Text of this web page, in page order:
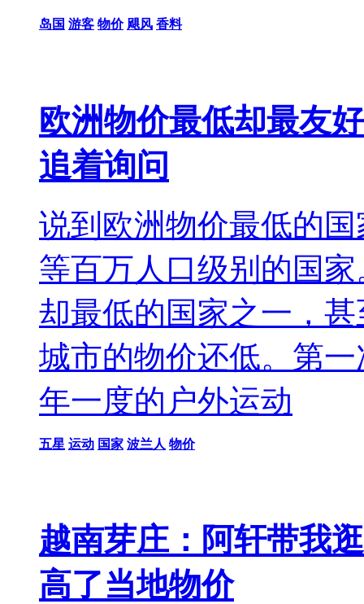
岛国 游客 物价 飓风 香料
欧洲物价最低却最友
追着询问
说到欧洲物价最低的
等百万人口级别的国
却最低的国家之一，
城市的物价还低。第
年一度的户外运动
五星 运动 国家 波兰人 物价
越南芽庄：阿轩带我
高了当地物价